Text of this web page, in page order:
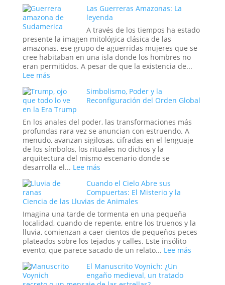
donde
Decide
la
Hora
del
Apocalipsis
«Niños
y
el
Proyecto
Stargate:
¿La
de
la
o
el
Sueño
de
un
Espía?
Las Guerreras Amazonas: La
leyenda
A través de los tiempos ha estado
presente la imagen mitológica clásica de las
amazonas, ese grupo de aguerridas mujeres que se
cree habitaban en una isla donde los hombres no
eran permitidos. A pesar de que la existencia de...
Lee más:
Guerreras
Amazonas:
La
leyenda
Simbolismo, Poder y la
Reconfiguración del Orden Global
en la Era Trump
En los anales del poder, las transformaciones más
profundas rara vez se anuncian con estruendo. A
menudo, avanzan sigilosas, cifradas en el lenguaje
de los símbolos, los rituales no dichos y la
arquitectura del mismo escenario donde se
desarrolla el... Lee más:
Poder
y
la
Reconfiguración
del
Orden
Global
en
Era
Trump
Cuando el Cielo Abre sus
Compuertas: El Misterio y la
Ciencia de las Lluvias de Animales
Imagina una tarde de tormenta en una pequeña
localidad, cuando de repente, entre los truenos y la
lluvia, comienzan a caer cientos de pequeños peces
plateados sobre los tejados y calles. Este insólito
evento, que parece sacado de un relato... Lee más:
El Manuscrito Voynich: ¿Un
engaño medieval, un tratado